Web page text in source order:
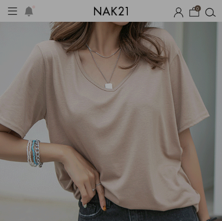
0
여름 잠옷 장마템 기획전 오늘